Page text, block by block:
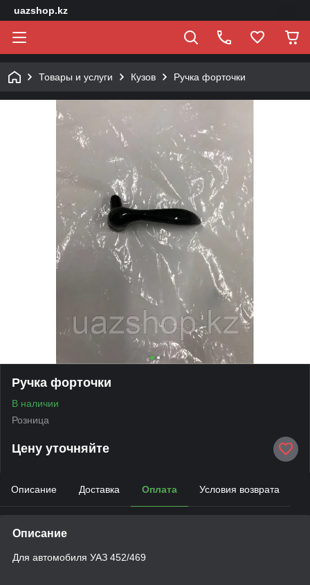
uazshop.kz
Товары и услуги Кузов Ручка форточки
Ручка форточки
В наличии
Розница
Цену уточняйте
Описание Доставка Оплата Условия возврата
Описание
Для автомобиля УАЗ 452/469